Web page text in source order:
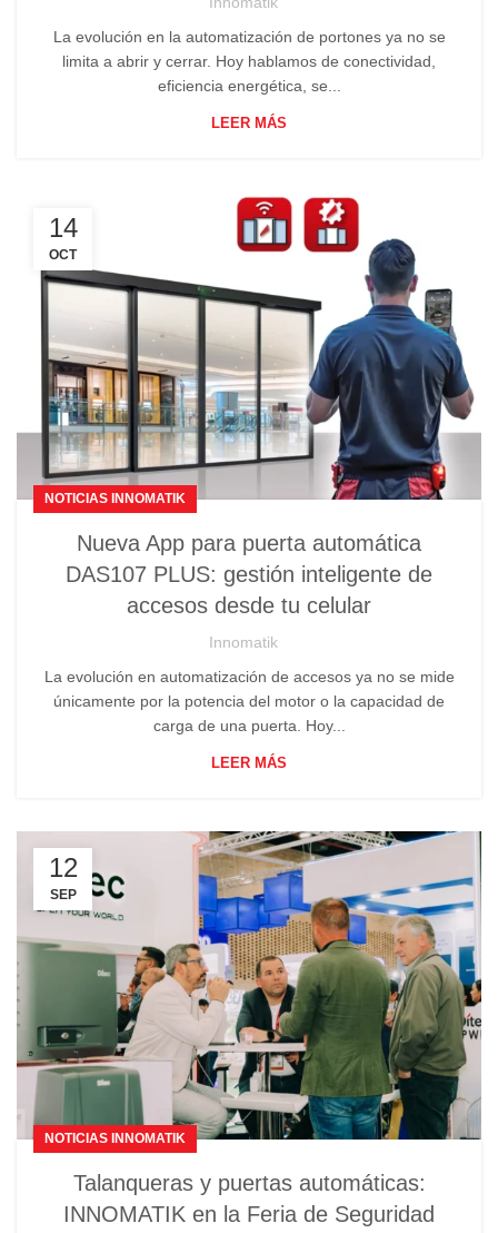
La evolución en la automatización de portones ya no se
limita a abrir y cerrar. Hoy hablamos de conectividad,
eficiencia energética, se...
LEER MÁS
14
OCT
NOTICIAS INNOMATIK
Nueva App para puerta automática
DAS107 PLUS: gestión inteligente de
accesos desde tu celular
Innomatik
La evolución en automatización de accesos ya no se mide
únicamente por la potencia del motor o la capacidad de
carga de una puerta. Hoy...
LEER MÁS
12
SEP
NOTICIAS INNOMATIK
Talanqueras y puertas automáticas:
INNOMATIK en la Feria de Seguridad